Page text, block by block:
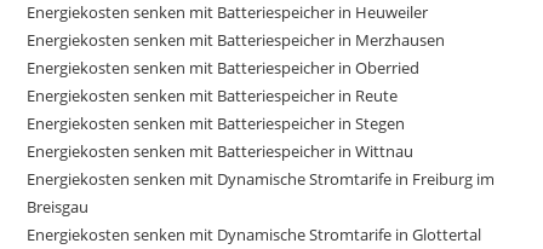
Energiekosten senken mit Batteriespeicher in Heuweiler
Energiekosten senken mit Batteriespeicher in Merzhausen
Energiekosten senken mit Batteriespeicher in Oberried
Energiekosten senken mit Batteriespeicher in Reute
Energiekosten senken mit Batteriespeicher in Stegen
Energiekosten senken mit Batteriespeicher in Wittnau
Energiekosten senken mit Dynamische Stromtarife in Freiburg im
Breisgau
Energiekosten senken mit Dynamische Stromtarife in Glottertal